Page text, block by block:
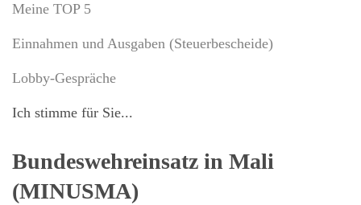
Meine TOP 5
Einnahmen und Ausgaben (Steuerbescheide)
Lobby-Gespräche
Ich stimme für Sie...
Bundeswehreinsatz in Mali
(MINUSMA)